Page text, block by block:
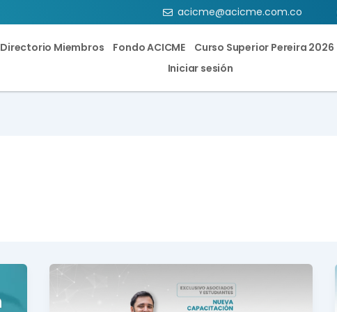
acicme@acicme.com.co
Directorio Miembros Fondo ACICME Curso Superior Pereira 2026
Iniciar sesión